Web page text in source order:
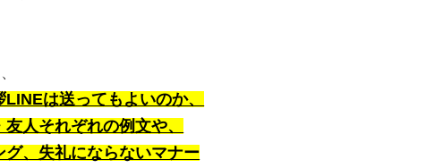
は送ってもよいのか、
友人それぞれの例文や、
グ、失礼にならないマナー